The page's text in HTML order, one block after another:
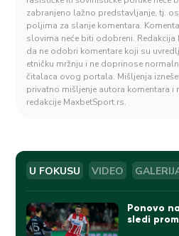
zabranjeno lažno predstavljanje, tj.
poljima za slanje komentara.
slovima neće biti odobreni.
da ne odobri komentare koji su
etničku mržnju i ne doprinose
čitalaca ovog portala. Mišljenja
privatno mišljenje autora komentara i
redakcije MaxbetSport.rs.
U FOKUSU VIDEO
Ponovo
sledi